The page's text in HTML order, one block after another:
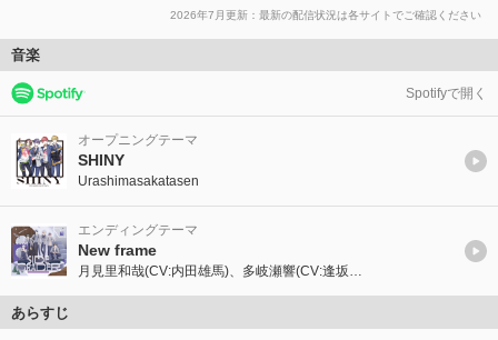
2026年7月更新：最新の配信状況は各サイトでご確認ください
音楽
Spotifyで開く
オープニングテーマ
SHINY
Urashimasakatasen
エンディングテーマ
New frame
月見里和哉(CV:内田雄馬)、多岐瀬響(CV:逢坂良太)
あらすじ